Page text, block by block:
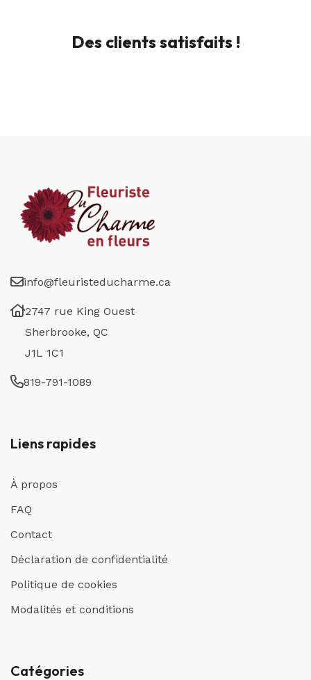
Des clients satisfaits !
info@fleuristeducharme.ca
2747 rue King Ouest
Sherbrooke, QC
J1L 1C1
819-791-1089
Liens rapides
À propos
FAQ
Contact
Déclaration de confidentialité
Politique de cookies
Modalités et conditions
Catégories